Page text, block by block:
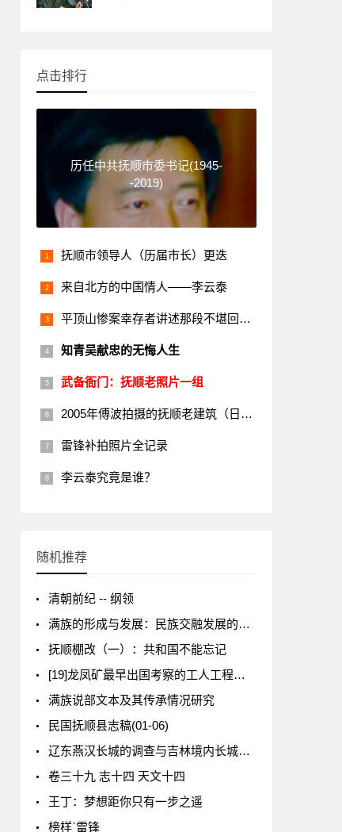
点击排行
历任中共抚顺市委书记(1945-
-2019)
抚顺市领导人（历届市长）更迭
来自北方的中国情人——李云泰
平顶山惨案幸存者讲述那段不堪回首的历史
知青吴献忠的无悔人生
武备衙门：抚顺老照片一组
2005年傅波拍摄的抚顺老建筑（日本楼）
雷锋补拍照片全记录
李云泰究竟是谁？
随机推荐
清朝前纪 -- 纲领
满族的形成与发展：民族交融发展的一个缩影
抚顺棚改（一）：共和国不能忘记
[19]龙凤矿最早出国考察的工人工程师——金永清
满族说部文本及其传承情况研究
民国抚顺县志稿(01-06)
辽东燕汉长城的调查与吉林境内长城遗迹性质再探
卷三十九 志十四 天文十四
王丁：梦想距你只有一步之遥
榜样`雷锋